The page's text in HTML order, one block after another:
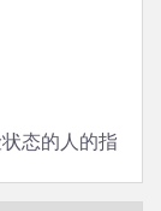
态的人的指